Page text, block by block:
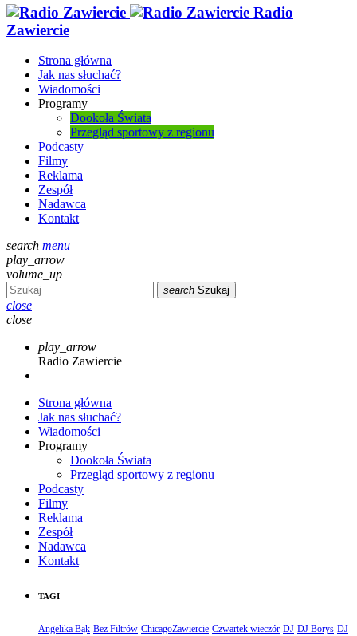
Radio
Zawiercie
Strona główna
Jak nas słuchać?
Wiadomości
Programy
Dookoła Świata
Przegląd sportowy z regionu
Podcasty
Filmy
Reklama
Zespół
Nadawca
Kontakt
search menu
play_arrow
volume_up
search Szukaj
close
close
play_arrow
Radio Zawiercie
Strona główna
Jak nas słuchać?
Wiadomości
Programy
Dookoła Świata
Przegląd sportowy z regionu
Podcasty
Filmy
Reklama
Zespół
Nadawca
Kontakt
TAGI
Angelika Bąk Bez Filtrów ChicagoZawiercie Czwartek wieczór DJ DJ Borys DJ